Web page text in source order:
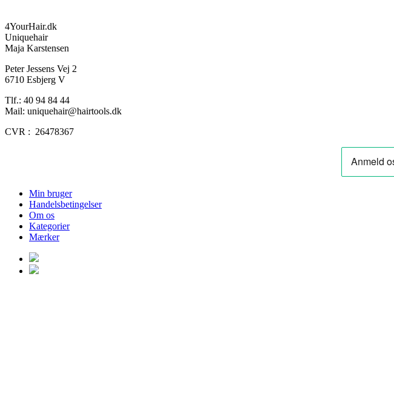
4YourHair.dk
Uniquehair
Maja Karstensen
Peter Jessens Vej 2
6710 Esbjerg V
Tlf.: 40 94 84 44
Mail: uniquehair@hairtools.dk
CVR : 26478367
Min bruger
Handelsbetingelser
Om os
Kategorier
Mærker